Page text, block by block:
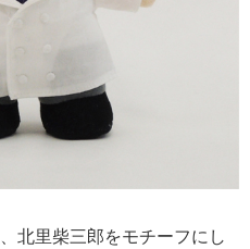
北里柴三郎をモチーフにし